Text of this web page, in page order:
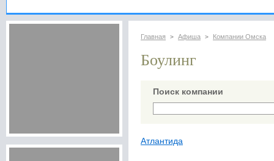
Главная > Афиша > Компании Омска
Боулинг
Поиск компании
Атлантида